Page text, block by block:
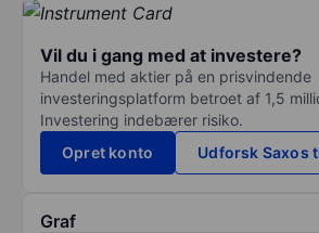
Vil du i gang med at investere?
Handel med aktier på en prisvindende
investeringsplatform betroet af 1,5
Investering indebærer risiko.
Opret konto
Udforsk Saxos
Graf